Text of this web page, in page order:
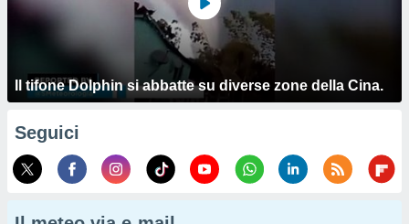
Il tifone Dolphin si abbatte su diverse zone della Cina.
Seguici